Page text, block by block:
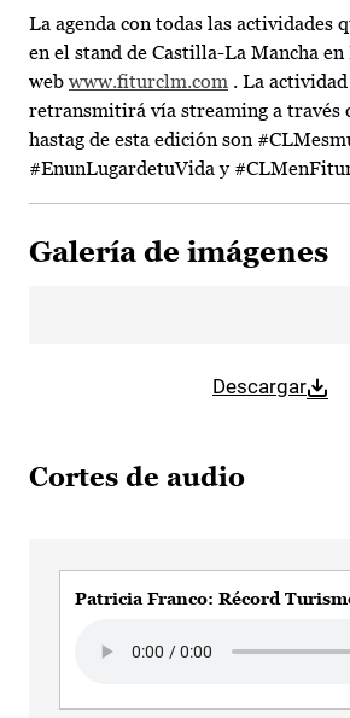
La agenda con todas las actividades
en el stand de Castilla-La Mancha
web www.fiturclm.com . La
retransmitirá vía streaming a través
hastag de esta edición son
#EnunLugardetuVida y
Galería de imágenes
Descargar
Cortes de audio
Patricia Franco: Récord